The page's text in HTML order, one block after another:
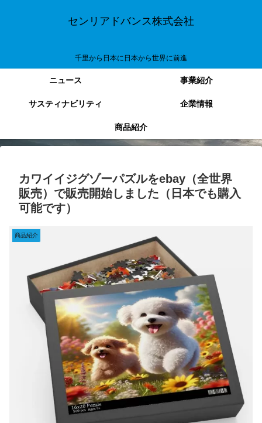
センリアドバンス株式会社
千里から日本に日本から世界に前進
ニュース 事業紹介
サスティナビリティ 企業情報
商品紹介
カワイイジグゾーパズルをebay（全世界
販売）で販売開始しました（日本でも購入
可能です）
商品紹介